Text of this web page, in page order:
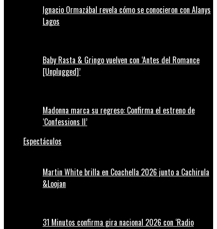
Ignacio Ormazábal revela cómo se conocieron con Alanys
Lagos
Baby Rasta & Gringo vuelven con ‘Antes del Romance
[Unplugged]’
Madonna marca su regreso: Confirma el estreno de
‘Confessions II’
Espectáculos
Martin White brilla en Coachella 2026 junto a Cachirula
&Loojan
31 Minutos confirma gira nacional 2026 con ‘Radio